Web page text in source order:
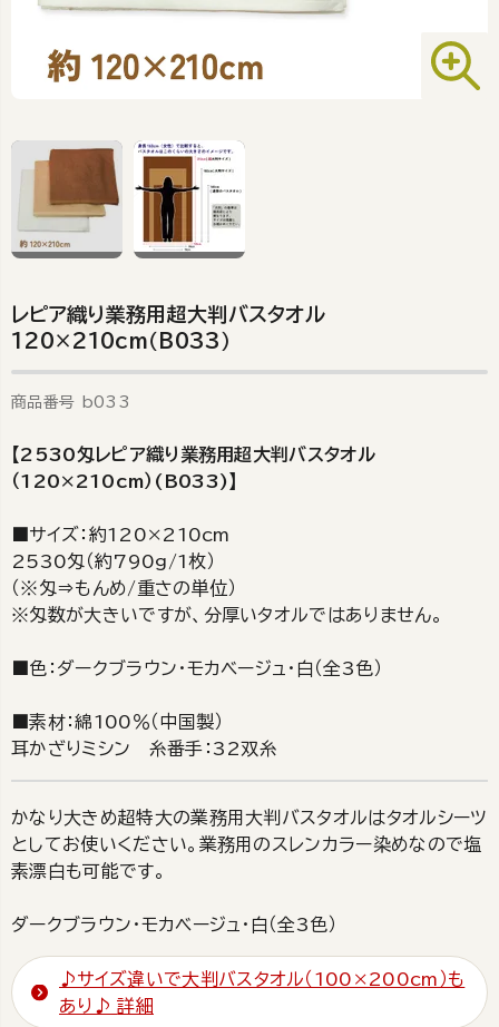
レピア織り業務用超大判バスタオル
120×210cm（B033）
商品番号 b033
【2530匁レピア織り業務用超大判バスタオル
（120×210cm）(B033)】
■サイズ：約120×210cm
2530匁（約790g/1枚）
（※匁⇒もんめ/重さの単位）
※匁数が大きいですが、分厚いタオルではありません。
■色：ダークブラウン・モカベージュ・白（全3色）
■素材：綿100％（中国製）
耳かざりミシン 糸番手：32双糸
かなり大きめ超特大の業務用大判バスタオルはタオルシーツ
としてお使いください。業務用のスレンカラー染めなので塩
素漂白も可能です。
ダークブラウン・モカベージュ・白（全3色）
♪サイズ違いで大判バスタオル（100×200cm）も
あり♪ 詳細